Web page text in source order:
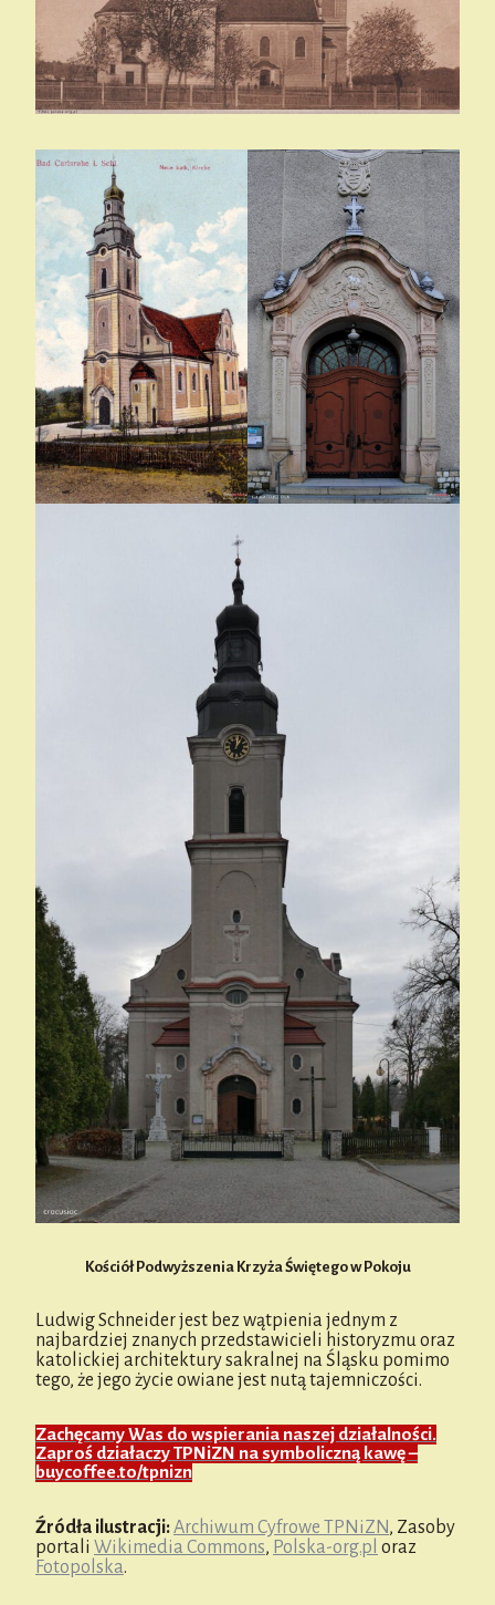
Kościół Podwyższenia Krzyża Świętego w Pokoju
Ludwig Schneider jest bez wątpienia jednym z
najbardziej znanych przedstawicieli historyzmu oraz
katolickiej architektury sakralnej na Śląsku pomimo
tego, że jego życie owiane jest nutą tajemniczości.
Zachęcamy Was do wspierania naszej działalności.
Zaproś działaczy TPNiZN na symboliczną kawę –
buycoffee.to/tpnizn
Źródła ilustracji:Archiwum Cyfrowe TPNiZN, Zasoby
portali Wikimedia Commons, Polska-org.pl oraz
Fotopolska.